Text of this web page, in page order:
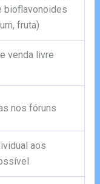
bioflavonoides
fruta)
venda livre
nos fóruns
aos